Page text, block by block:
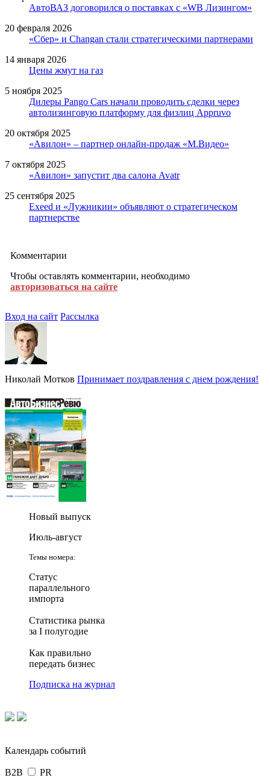
АвтоВАЗ договорился о поставках с «WB Лизингом»
20 февраля 2026
«Сбер» и Changan стали стратегическими партнерами
14 января 2026
Цены жмут на газ
5 ноября 2025
Дилеры Pango Cars начали проводить сделки через
автолизинговую платформу для физлиц Appruvo
20 октября 2025
«Авилон» – партнер онлайн-продаж «М.Видео»
7 октября 2025
«Авилон» запустит два салона Avatr
25 сентября 2025
Exeed и «Лужникии» объявляют о стратегическом
партнерстве
Комментарии
Чтобы оставлять комментарии, необходимо
авторизоваться на сайте
Вход на сайт Рассылка
Николай Мотков Принимает поздравления с днем рождения!
Новый выпуск
Июль-август
Темы номера:
Статус
параллельного
импорта
Статистика рынка
за I полугодие
Как правильно
передать бизнес
Подписка на журнал
Календарь событий
B2B PR